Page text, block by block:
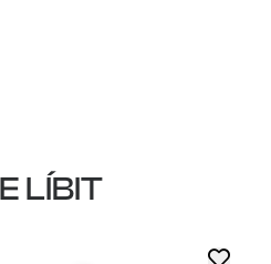
LÍBIT